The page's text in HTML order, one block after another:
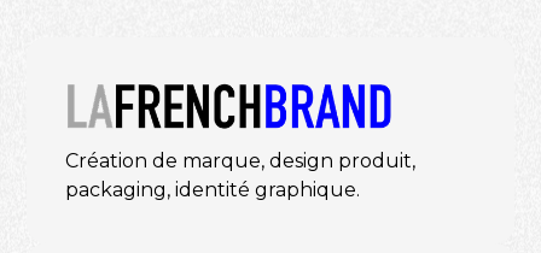
Création de marque, design produit,
packaging, identité graphique.